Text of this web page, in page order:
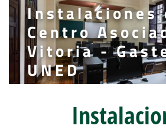
Instalaciones
Centro
Vitoria -
UNED